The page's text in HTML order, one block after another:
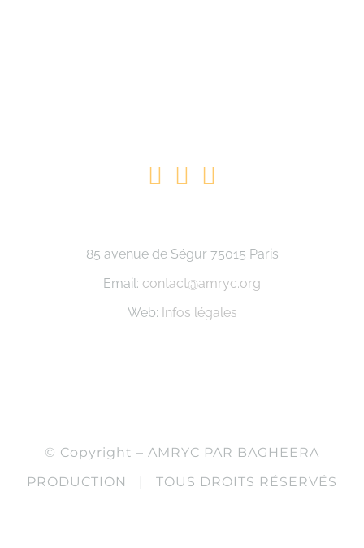
85 avenue de Ségur 75015 Paris
Email: contact@amryc.org
Web: Infos légales
© Copyright – AMRYC PAR BAGHEERA
PRODUCTION | TOUS DROITS RÉSERVÉS